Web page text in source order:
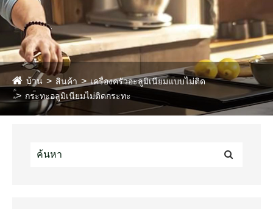
บ้าน สินค้า
เครื่องครัวอะลูมิเนียมแบบไม่ติด
กระทะอลูมิเนียมไม่ติดกระทะ